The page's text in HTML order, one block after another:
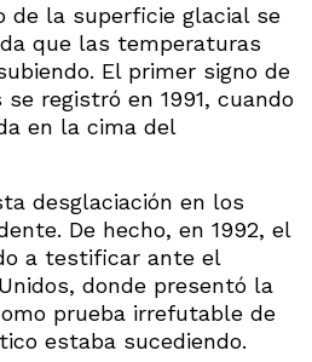
de la superficie glacial se
que las temperaturas
El primer signo de
registró en 1991, cuando
en la cima del
desglaciación en los
De hecho, en 1992, el
a testificar ante el
donde presentó la
prueba irrefutable de
estaba sucediendo.